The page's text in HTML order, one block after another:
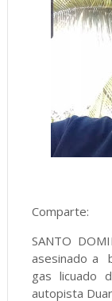
Comparte:
SANTO
asesinado a
gas licuado
autopista